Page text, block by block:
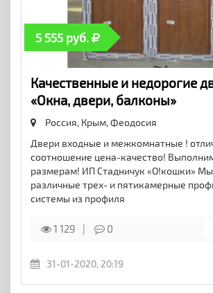
5 555 руб.
Качественные и недорогие
«Окна, двери, балконы»
Россия, Крым,Феодосия
Двери входные и межкомнатные !
соотношение цена-качество!
размерам! ИП Стадничук «О!кошки»
различные трех- и пятикамерные
системы из профиля
1 129 0
31-01-2020, 20:19